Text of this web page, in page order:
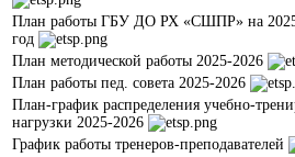
План работы ГБУ ДО РХ «СШПР» на
год
План методической работы 2025-2026
План работы пед. совета 2025-2026
План-график распределения учебно-
нагрузки 2025-2026
График работы тренеров-преподавателей